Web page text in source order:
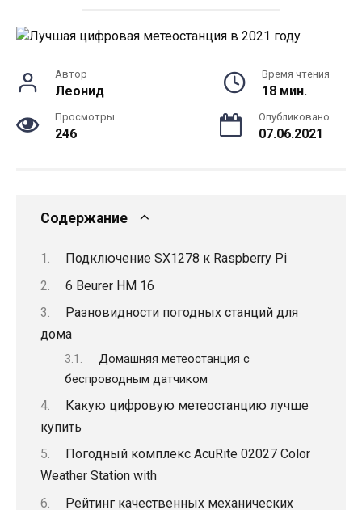
Автор
Леонид
Время чтения
18 мин.
Просмотры
246
Опубликовано
07.06.2021
Содержание
Подключение SX1278 к Raspberry Pi
6 Beurer HM 16
Разновидности погодных станций для
дома
Домашняя метеостанция с
беспроводным датчиком
Какую цифровую метеостанцию лучше
купить
Погодный комплекс AcuRite 02027 Color
Weather Station with
Рейтинг качественных механических